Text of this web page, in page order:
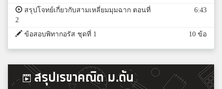
สรุปโจทย์เกี่ยวกับสามเหลี่ยมมุมฉาก ตอนที่
2
6:43
ข้อสอบพิทากอรัส ชุดที่ 1 10 ข้อ
สรุปเรขาคณิต ม.ต้น